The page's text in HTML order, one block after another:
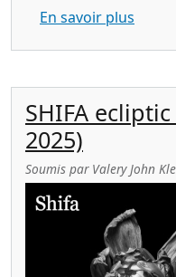
En savoir plus
SHIFA
2025)
Soumis par Valery John